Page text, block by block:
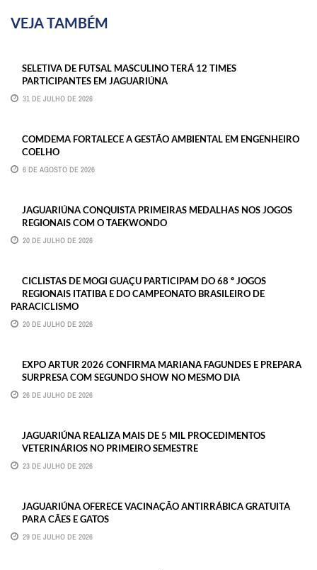
VEJA TAMBÉM
SELETIVA DE FUTSAL MASCULINO TERÁ 12 TIMES
PARTICIPANTES EM JAGUARIÚNA
31 DE JULHO DE 2026
COMDEMA FORTALECE A GESTÃO AMBIENTAL EM ENGENHEIRO
COELHO
6 DE AGOSTO DE 2026
JAGUARIÚNA CONQUISTA PRIMEIRAS MEDALHAS NOS JOGOS
REGIONAIS COM O TAEKWONDO
20 DE JULHO DE 2026
CICLISTAS DE MOGI GUAÇU PARTICIPAM DO 68 º JOGOS
REGIONAIS ITATIBA E DO CAMPEONATO BRASILEIRO DE
PARACICLISMO
20 DE JULHO DE 2026
EXPO ARTUR 2026 CONFIRMA MARIANA FAGUNDES E PREPARA
SURPRESA COM SEGUNDO SHOW NO MESMO DIA
26 DE JULHO DE 2026
JAGUARIÚNA REALIZA MAIS DE 5 MIL PROCEDIMENTOS
VETERINÁRIOS NO PRIMEIRO SEMESTRE
23 DE JULHO DE 2026
JAGUARIÚNA OFERECE VACINAÇÃO ANTIRRÁBICA GRATUITA
PARA CÃES E GATOS
29 DE JULHO DE 2026